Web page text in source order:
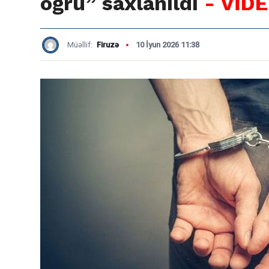
Müəllif: Firuzə 10 İyun 2026 11:38